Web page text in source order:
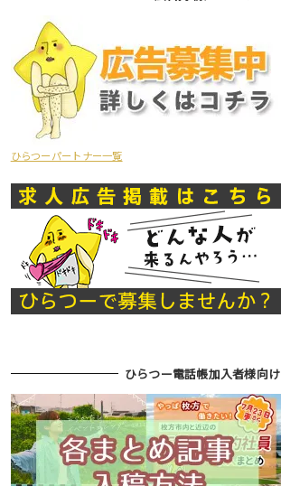
ひらつーパートナー一覧
ひらつー電話帳加入者様向け